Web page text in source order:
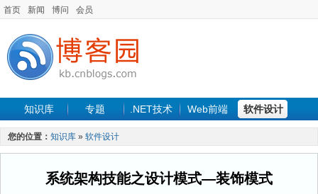
首页 新闻 博问 会员
知识库 专题 .NET技术 Web前端 软件设计
手机开发 软件工程
最新文章
您的位置： 知识库 » 软件设计
系统架构技能之设计模式—装饰模式